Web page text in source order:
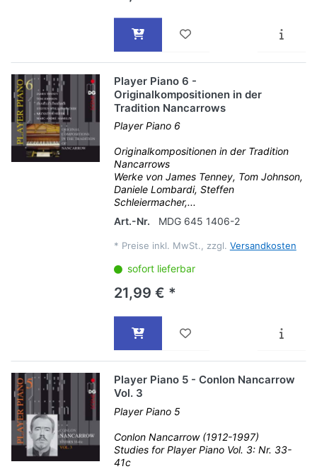
Player Piano 6 -
Originalkompositionen in der
Tradition Nancarrows
Player Piano 6
Originalkompositionen in der Tradition
Nancarrows
Werke von James Tenney, Tom Johnson,
Daniele Lombardi, Steffen
Schleiermacher,...
Art.-Nr.
MDG 645 1406-2
* Preise inkl. MwSt., zzgl. Versandkosten
sofort lieferbar
21,99 € *
Player Piano 5 - Conlon Nancarrow
Vol. 3
Player Piano 5
Conlon Nancarrow (1912-1997)
Studies for Player Piano Vol. 3: Nr. 33-
41c